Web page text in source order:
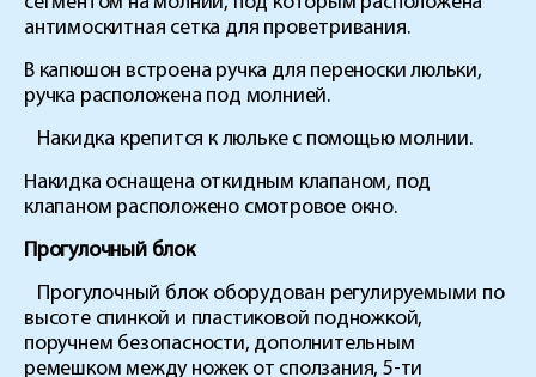
антимоскитная сетка для проветривания.
В капюшон встроена ручка для переноски люльки,
ручка расположена под молнией.
Накидка крепится к люльке с помощью молнии.
Накидка оснащена откидным клапаном, под
клапаном расположено смотровое окно.
Прогулочный блок
Прогулочный блок оборудован регулируемыми по
высоте спинкой и пластиковой подножкой,
поручнем безопасности, дополнительным
ремешком между ножек от сползания, 5-ти